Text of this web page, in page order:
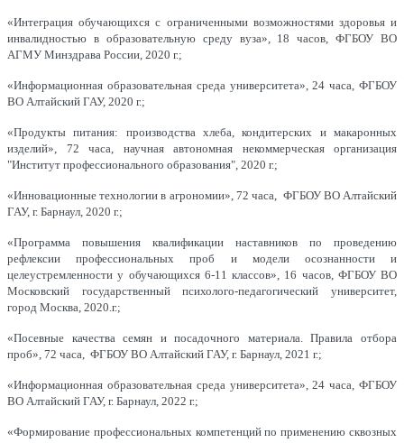
«Интеграция обучающихся с ограниченными возможностями здоровья и
инвалидностью в образовательную среду вуза», 18 часов, ФГБОУ ВО
АГМУ Минздрава России, 2020 г.;
«Информационная образовательная среда университета», 24 часа, ФГБОУ
ВО Алтайский ГАУ, 2020 г.;
«Продукты питания: производства хлеба, кондитерских и макаронных
изделий», 72 часа, научная автономная некоммерческая организация
"Институт профессионального образования", 2020 г.;
«Инновационные технологии в агрономии», 72 часа, ФГБОУ ВО Алтайский
ГАУ, г. Барнаул, 2020 г.;
«Программа повышения квалификации наставников по проведению
рефлексии профессиональных проб и модели осознанности и
целеустремленности у обучающихся 6-11 классов», 16 часов, ФГБОУ ВО
Московский государственный психолого-педагогический университет,
город Москва, 2020.г.;
«Посевные качества семян и посадочного материала. Правила отбора
проб», 72 часа, ФГБОУ ВО Алтайский ГАУ, г. Барнаул, 2021 г.;
«Информационная образовательная среда университета», 24 часа, ФГБОУ
ВО Алтайский ГАУ, г. Барнаул, 2022 г.;
«Формирование профессиональных компетенций по применению сквозных